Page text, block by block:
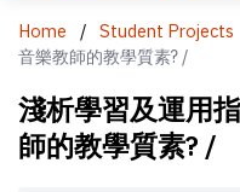
Home / Student Projects
音樂教師的教學質素? /
淺析學習及運用
師的教學質素? /